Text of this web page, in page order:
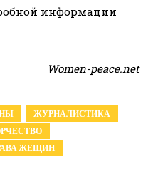
информации
Women-peace.net
ЖУРНАЛИСТИКА
ЖЕЩИН